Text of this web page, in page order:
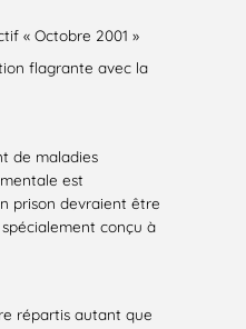
« Octobre 2001 »
flagrante avec la
de maladies
est
prison devraient être
conçu à
répartis autant que